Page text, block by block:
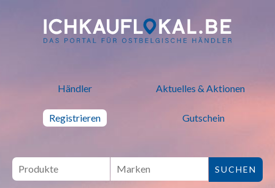
ich kauf lokal - Bei lokalen
Händler Aktuelles & Aktionen
Registrieren Gutschein